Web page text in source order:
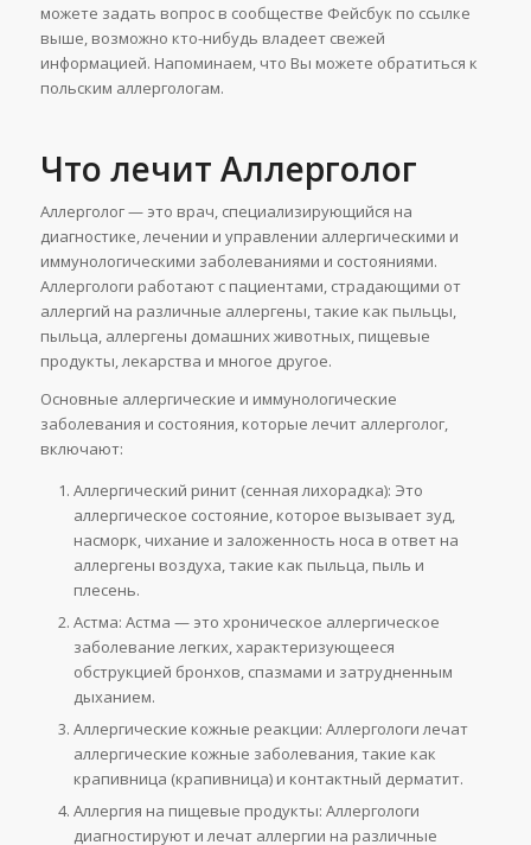
можете задать вопрос в сообществе Фейсбук по ссылке
выше, возможно кто-нибудь владеет свежей
информацией. Напоминаем, что Вы можете обратиться к
польским аллергологам.
Что лечит Аллерголог
Аллерголог — это врач, специализирующийся на
диагностике, лечении и управлении аллергическими и
иммунологическими заболеваниями и состояниями.
Аллергологи работают с пациентами, страдающими от
аллергий на различные аллергены, такие как пыльцы,
пыльца, аллергены домашних животных, пищевые
продукты, лекарства и многое другое.
Основные аллергические и иммунологические
заболевания и состояния, которые лечит аллерголог,
включают:
Аллергический ринит (сенная лихорадка): Это
аллергическое состояние, которое вызывает зуд,
насморк, чихание и заложенность носа в ответ на
аллергены воздуха, такие как пыльца, пыль и
плесень.
Астма: Астма — это хроническое аллергическое
заболевание легких, характеризующееся
обструкцией бронхов, спазмами и затрудненным
дыханием.
Аллергические кожные реакции: Аллергологи лечат
аллергические кожные заболевания, такие как
крапивница (крапивница) и контактный дерматит.
Аллергия на пищевые продукты: Аллергологи
диагностируют и лечат аллергии на различные